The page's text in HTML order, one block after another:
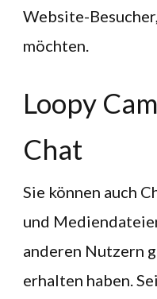
Website-
möchten.
Loopy
Chat
Sie können auch
und
anderen Nutzern
erhalten haben.